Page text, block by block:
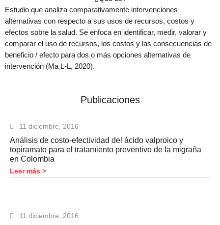
Estudio que analiza comparativamente intervenciones
alternativas con respecto a sus usos de recursos, costos y
efectos sobre la salud. Se enfoca en identificar, medir, valorar y
comparar el uso de recursos, los costos y las consecuencias de
beneficio / efecto para dos o más opciones alternativas de
intervención (Ma L-L, 2020).
Publicaciones
11 diciembre, 2016
Análisis de costo-efectividad del ácido valproico y
topiramato para el tratamiento preventivo de la migraña
en Colombia
Leer más >
11 diciembre, 2016
g
e
g
e
g
e
g
e
g
e
g
e